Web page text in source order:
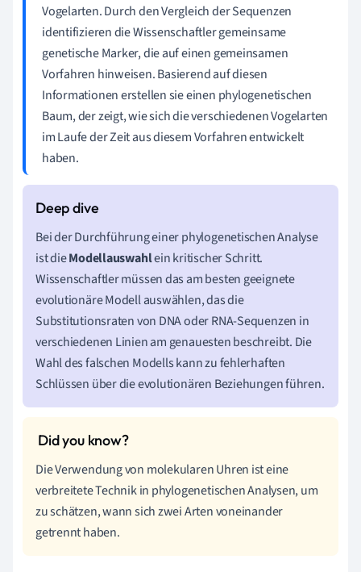
Vogelarten. Durch den Vergleich der Sequenzen
identifizieren die Wissenschaftler gemeinsame
genetische Marker, die auf einen gemeinsamen
Vorfahren hinweisen. Basierend auf diesen
Informationen erstellen sie einen phylogenetischen
Baum, der zeigt, wie sich die verschiedenen Vogelarten
im Laufe der Zeit aus diesem Vorfahren entwickelt
haben.
Bei der Durchführung einer phylogenetischen Analyse
ist dieModellauswahlein kritischer Schritt.
Wissenschaftler müssen das am besten geeignete
evolutionäre Modell auswählen, das die
Substitutionsraten von DNA oder RNA-Sequenzen in
verschiedenen Linien am genauesten beschreibt. Die
Wahl des falschen Modells kann zu fehlerhaften
Schlüssen über die evolutionären Beziehungen führen.
Die Verwendung von molekularen Uhren ist eine
verbreitete Technik in phylogenetischen Analysen, um
zu schätzen, wann sich zwei Arten voneinander
getrennt haben.